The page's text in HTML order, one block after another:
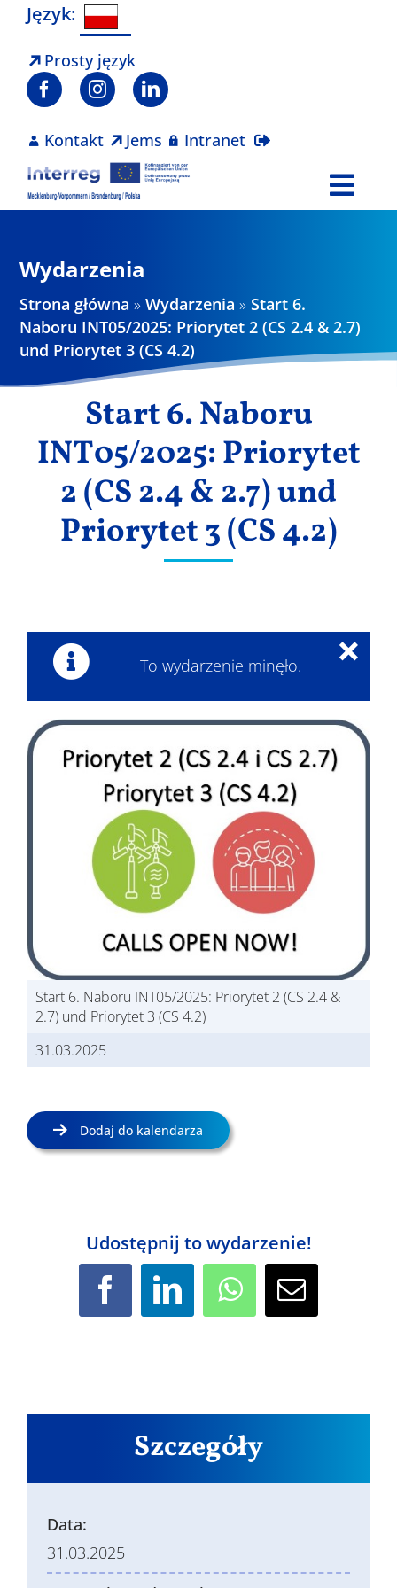
Skip
content
Język:
Prosty język
Kontakt Jems Intranet
Projekty
Aktualności
Wyniki
Wydarzenia
Strona główna »Wydarzenia »Start 6.
Naboru INT05/2025: Priorytet 2 (CS 2.4 & 2.7)
und Priorytet 3 (CS 4.2)
Start 6. Naboru
INT05/2025: Priorytet
2 (CS 2.4 & 2.7) und
Priorytet 3 (CS 4.2)
To wydarzenie minęło.
×
Start 6. Naboru INT05/2025: Priorytet 2 (CS 2.4 &
2.7) und Priorytet 3 (CS 4.2)
31.03.2025
Dodaj do kalendarza
Udostępnij to wydarzenie!
LinkedIn WhatsAppEmail
Szczegóły
Data:
31.03.2025